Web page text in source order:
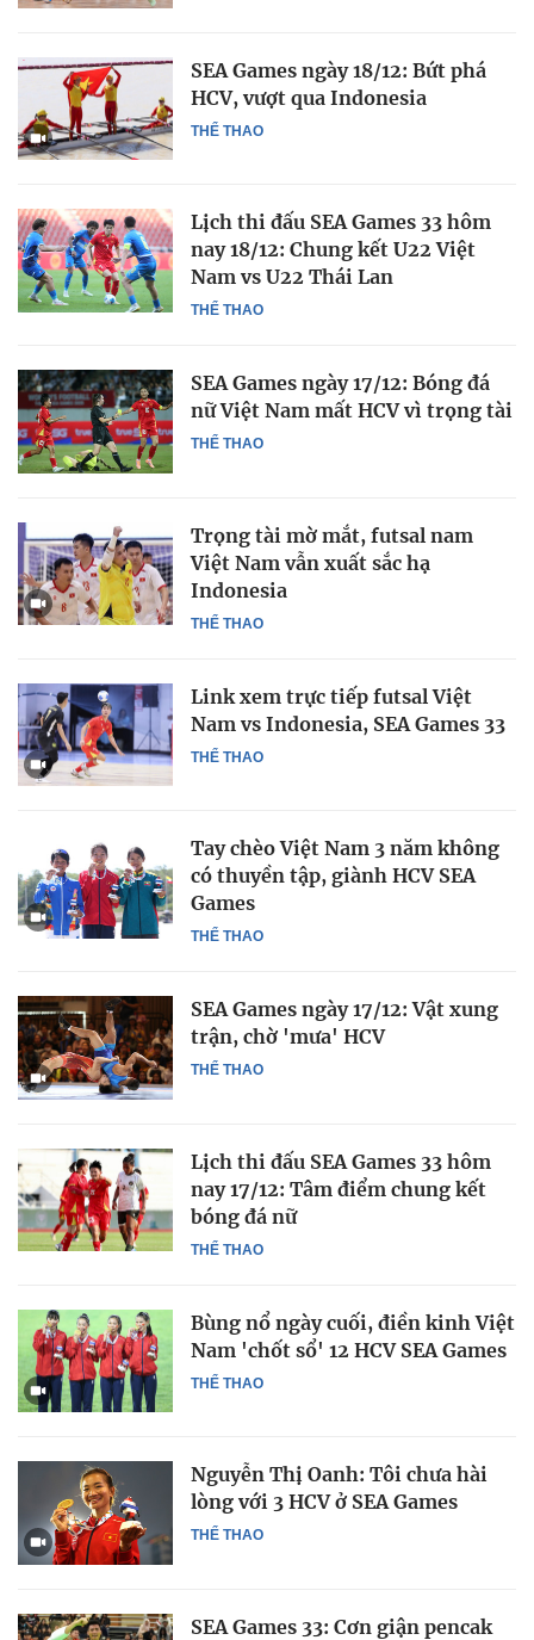
THỂ THAO
SEA Games ngày 18/12: Bứt phá
HCV, vượt qua Indonesia
THỂ THAO
Lịch thi đấu SEA Games 33 hôm
nay 18/12: Chung kết U22 Việt
Nam vs U22 Thái Lan
THỂ THAO
SEA Games ngày 17/12: Bóng đá
nữ Việt Nam mất HCV vì trọng tài
THỂ THAO
Trọng tài mờ mắt, futsal nam
Việt Nam vẫn xuất sắc hạ
Indonesia
THỂ THAO
Link xem trực tiếp futsal Việt
Nam vs Indonesia, SEA Games 33
THỂ THAO
Tay chèo Việt Nam 3 năm không
có thuyền tập, giành HCV SEA
Games
THỂ THAO
SEA Games ngày 17/12: Vật xung
trận, chờ 'mưa' HCV
THỂ THAO
Lịch thi đấu SEA Games 33 hôm
nay 17/12: Tâm điểm chung kết
bóng đá nữ
THỂ THAO
Bùng nổ ngày cuối, điền kinh Việt
Nam 'chốt sổ' 12 HCV SEA Games
THỂ THAO
Nguyễn Thị Oanh: Tôi chưa hài
lòng với 3 HCV ở SEA Games
SEA Games 33: Cơn giận pencak